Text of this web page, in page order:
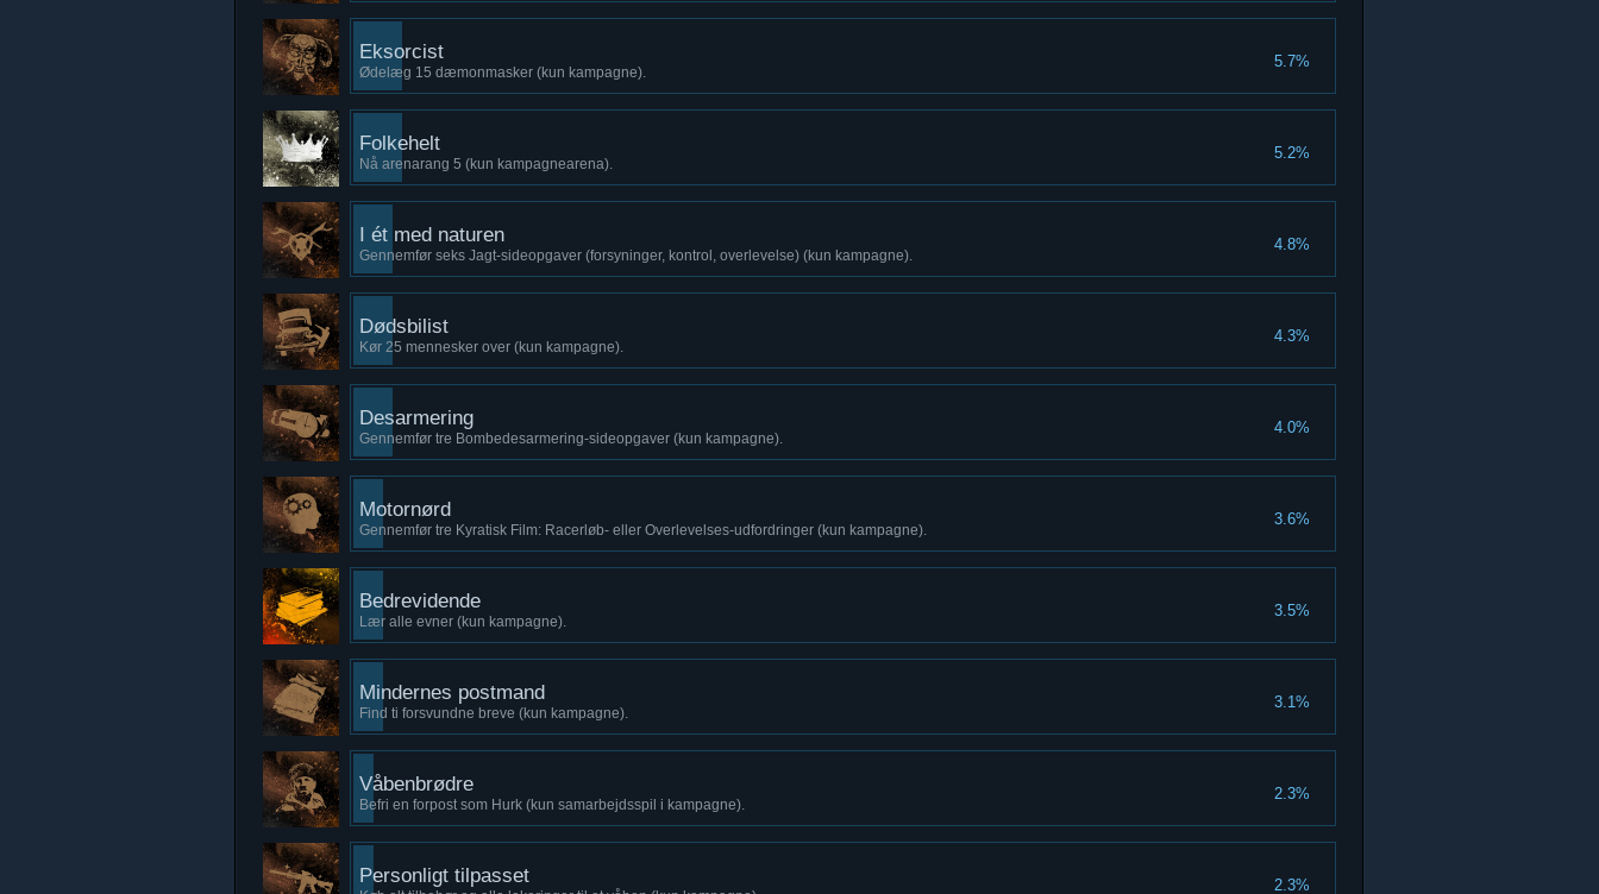
5.7%
Eksorcist
Ødelæg 15 dæmonmasker (kun kampagne).
5.2%
Folkehelt
Nå arenarang 5 (kun kampagnearena).
4.8%
I ét med naturen
Gennemfør seks Jagt-sideopgaver (forsyninger, kontrol, overlevelse) (kun kampagne).
4.3%
Dødsbilist
Kør 25 mennesker over (kun kampagne).
4.0%
Desarmering
Gennemfør tre Bombedesarmering-sideopgaver (kun kampagne).
3.6%
Motornørd
Gennemfør tre Kyratisk Film: Racerløb- eller Overlevelses-udfordringer (kun kampagne).
3.5%
Bedrevidende
Lær alle evner (kun kampagne).
3.1%
Mindernes postmand
Find ti forsvundne breve (kun kampagne).
2.3%
Våbenbrødre
Befri en forpost som Hurk (kun samarbejdsspil i kampagne).
2.3%
Personligt tilpasset